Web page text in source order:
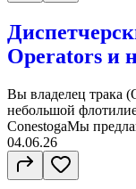
Operators и
Вы владелец трака
небольшой
ConestogaМы
04.06.26